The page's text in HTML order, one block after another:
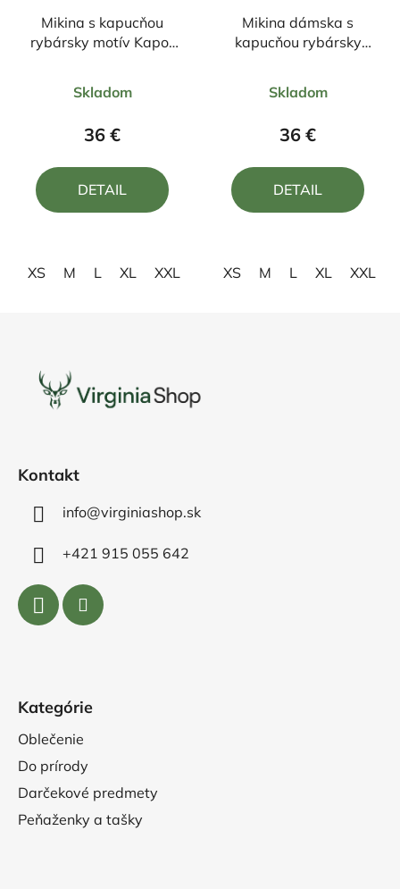
Mikina s kapucňou
rybársky motív Kapor
hodnotenie
produktu
5,0
z
Skladom
36 €
DETAIL
XS M L XL XXL
Mikina dámska s
kapucňou rybársky
hodnotenie
produktu
5,0
z
Skladom
36 €
DETAIL
XS M L XL XXL
Kontakt
info@virginiashop.sk
+421 915 055 642
Kategórie
Oblečenie
Do prírody
Darčekové predmety
Peňaženky a tašky